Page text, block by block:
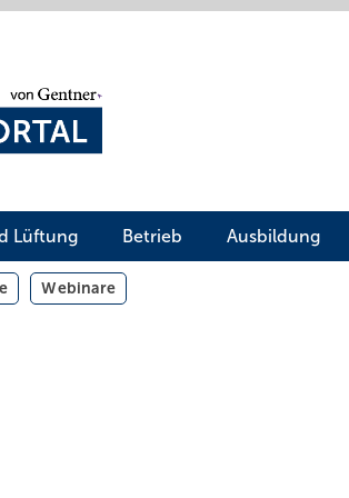
Lüftung Betrieb Ausbildung
Webinare